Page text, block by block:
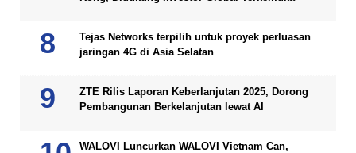
Tejas Networks terpilih untuk proyek perluasan
jaringan 4G di Asia Selatan
ZTE Rilis Laporan Keberlanjutan 2025, Dorong
Pembangunan Berkelanjutan lewat AI
WALOVI Luncurkan WALOVI Vietnam Can,